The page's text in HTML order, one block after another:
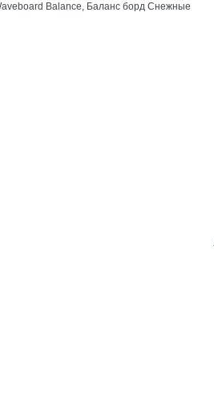
Balance, Баланс борд Снежные